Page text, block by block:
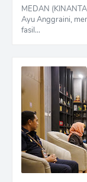
MEDAN
Ayu Anggraini,
fasil…